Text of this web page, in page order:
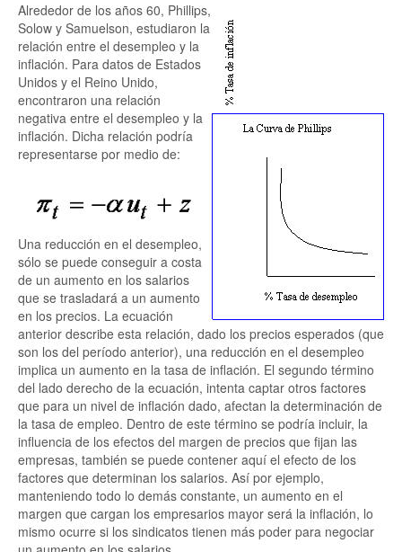
Alrededor de los años 60, Phillips,
Solow y Samuelson, estudiaron la
relación entre el desempleo y la
inflación. Para datos de Estados
Unidos y el Reino Unido,
encontraron una relación
negativa entre el desempleo y la
inflación. Dicha relación podría
representarse por medio de:
Una reducción en el desempleo,
sólo se puede conseguir a costa
de un aumento en los salarios
que se trasladará a un aumento
en los precios. La ecuación
anterior describe esta relación, dado los precios esperados (que
son los del período anterior), una reducción en el desempleo
implica un aumento en la tasa de inflación. El segundo término
del lado derecho de la ecuación, intenta captar otros factores
que para un nivel de inflación dado, afectan la determinación de
la tasa de empleo. Dentro de este término se podría incluir, la
influencia de los efectos del margen de precios que fijan las
empresas, también se puede contener aquí el efecto de los
factores que determinan los salarios. Así por ejemplo,
manteniendo todo lo demás constante, un aumento en el
margen que cargan los empresarios mayor será la inflación, lo
mismo ocurre si los sindicatos tienen más poder para negociar